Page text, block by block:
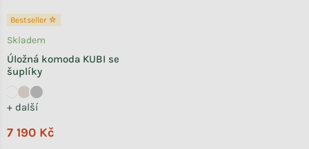
Bestseller ☆
Úložná komoda KUBI se
šuplíky
+ další
Skladem
7 190 Kč